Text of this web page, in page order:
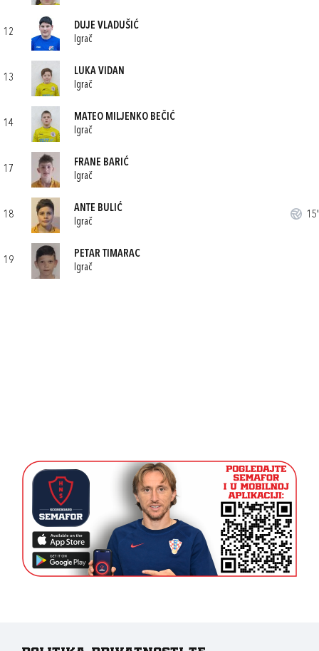
12
DUJE VLADUŠIĆ
Igrač
13
LUKA VIDAN
Igrač
14
MATEO MILJENKO BEČIĆ
Igrač
17
FRANE BARIĆ
Igrač
18
ANTE BULIĆ
Igrač
15'
19
PETAR TIMARAC
Igrač